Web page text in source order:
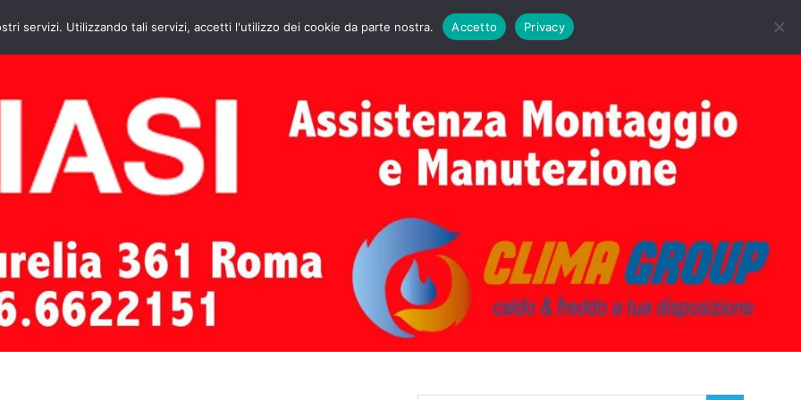
HOME CONTATTI ASSISTENZA CALDAIE BIASI PRIMA ACCENSIONE CALDAIE BIASI
servizi. Utilizzando tali servizi, accetti l'utilizzo dei cookie da parte nostra. Accetto Privacy